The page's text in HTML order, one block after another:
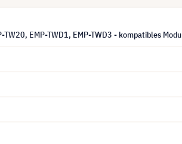
TW20, EMP-TWD1, EMP-TWD3 - kompatibles